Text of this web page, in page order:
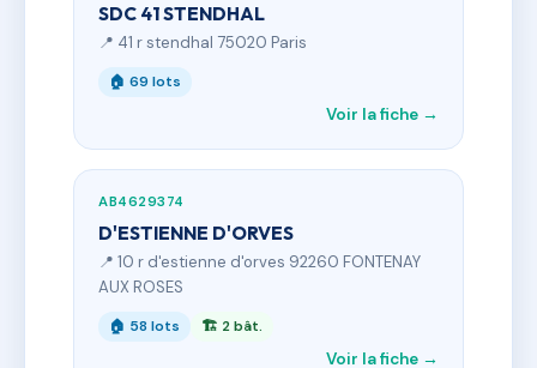
SDC 41 STENDHAL
📍 41 r stendhal 75020 Paris
🏠 69 lots
Voir la fiche →
AB4629374
D'ESTIENNE D'ORVES
📍 10 r d'estienne d'orves 92260 FONTENAY
AUX ROSES
🏠 58 lots 🏗 2 bât.
Voir la fiche →